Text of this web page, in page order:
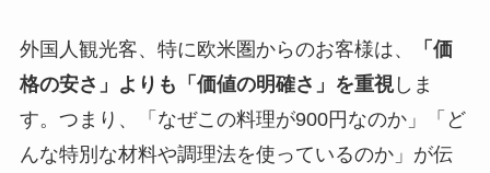
外国人観光客、特に欧米圏からのお客様は、
「価
格の安さ」よりも「価値の明確さ」を重視しま
す。つまり、「なぜこの料理が900円なのか」「ど
んな特別な材料や調理法を使っているのか」が伝